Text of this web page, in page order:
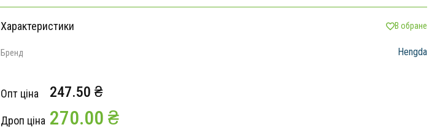
Характеристики В обране
Бренд Hengda
Опт ціна 247.50 ₴
Дроп ціна 270.00 ₴